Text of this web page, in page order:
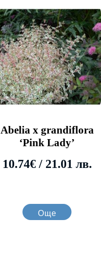
Abelia x grandiflora
‘Pink Lady’
10.74€/ 21.01 лв.
Още